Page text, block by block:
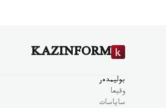
KAZINFORM
بوليمدەر
وقيعا
ساياسات